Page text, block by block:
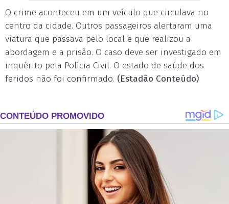
O crime aconteceu em um veículo que circulava no
centro da cidade. Outros passageiros alertaram uma
viatura que passava pelo local e que realizou a
abordagem e a prisão. O caso deve ser investigado em
inquérito pela Polícia Civil. O estado de saúde dos
feridos não foi confirmado. (Estadão Conteúdo)